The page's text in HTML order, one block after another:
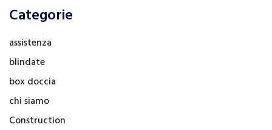
Categorie
assistenza
blindate
box doccia
chi siamo
Construction